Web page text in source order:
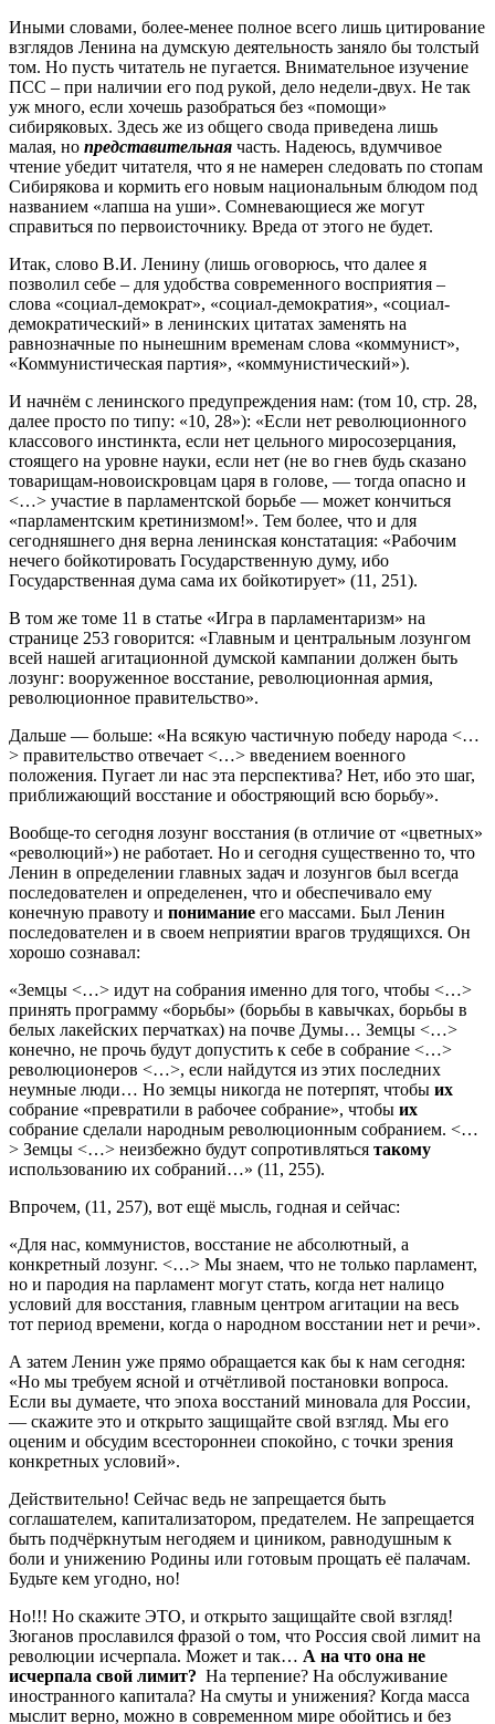
Иными словами, более-менее полное всего лишь цитирование
взглядов Ленина на думскую деятельность заняло бы толстый
том. Но пусть читатель не пугается. Внимательное изучение
ПСС – при наличии его под рукой, дело недели-двух. Не так
уж много, если хочешь разобраться без «помощи»
сибиряковых. Здесь же из общего свода приведена лишь
малая, но представительная часть. Надеюсь, вдумчивое
чтение убедит читателя, что я не намерен следовать по стопам
Сибирякова и кормить его новым национальным блюдом под
названием «лапша на уши». Сомневающиеся же могут
справиться по первоисточнику. Вреда от этого не будет.
Итак, слово В.И. Ленину (лишь оговорюсь, что далее я
позволил себе – для удобства современного восприятия –
слова «социал-демократ», «социал-демократия», «социал-
демократический» в ленинских цитатах заменять на
равнозначные по нынешним временам слова «коммунист»,
«Коммунистическая партия», «коммунистический»).
И начнём с ленинского предупреждения нам: (том 10, стр. 28,
далее просто по типу: «10, 28»): «Если нет революционного
классового инстинкта, если нет цельного миросозерцания,
стоящего на уровне науки, если нет (не во гнев будь сказано
товарищам-новоискровцам царя в голове, — тогда опасно и
<…> участие в парламентской борьбе — может кончиться
«парламентским кретинизмом!». Тем более, что и для
сегодняшнего дня верна ленинская констатация: «Рабочим
нечего бойкотировать Государственную думу, ибо
Государственная дума сама их бойкотирует» (11, 251).
В том же томе 11 в статье «Игра в парламентаризм» на
странице 253 говорится: «Главным и центральным лозунгом
всей нашей агитационной думской кампании должен быть
лозунг: вооруженное восстание, революционная армия,
революционное правительство».
Дальше — больше: «На всякую частичную победу народа <…
> правительство отвечает <…> введением военного
положения. Пугает ли нас эта перспектива? Нет, ибо это шаг,
приближающий восстание и обостряющий всю борьбу».
Вообще-то сегодня лозунг восстания (в отличие от «цветных»
«революций») не работает. Но и сегодня существенно то, что
Ленин в определении главных задач и лозунгов был всегда
последователен и определенен, что и обеспечивало ему
конечную правоту и понимание его массами. Был Ленин
последователен и в своем неприятии врагов трудящихся. Он
хорошо сознавал:
«Земцы <…> идут на собрания именно для того, чтобы <…>
принять программу «борьбы» (борьбы в кавычках, борьбы в
белых лакейских перчатках) на почве Думы… Земцы <…>
конечно, не прочь будут допустить к себе в собрание <…>
революционеров <…>, если найдутся из этих последних
неумные люди… Но земцы никогда не потерпят, чтобы их
собрание «превратили в рабочее собрание», чтобы их
собрание сделали народным революционным собранием. <…
> Земцы <…> неизбежно будут сопротивляться такому
использованию их собраний…» (11, 255).
Впрочем, (11, 257), вот ещё мысль, годная и сейчас:
«Для нас, коммунистов, восстание не абсолютный, а
конкретный лозунг. <…> Мы знаем, что не только парламент,
но и пародия на парламент могут стать, когда нет налицо
условий для восстания, главным центром агитации на весь
тот период времени, когда о народном восстании нет и речи».
А затем Ленин уже прямо обращается как бы к нам сегодня:
«Но мы требуем ясной и отчётливой постановки вопроса.
Если вы думаете, что эпоха восстаний миновала для России,
— скажите это и открыто защищайте свой взгляд. Мы его
оценим и обсудим всестороннеи спокойно, с точки зрения
конкретных условий».
Действительно! Сейчас ведь не запрещается быть
соглашателем, капитализатором, предателем. Не запрещается
быть подчёркнутым негодяем и циником, равнодушным к
боли и унижению Родины или готовым прощать её палачам.
Будьте кем угодно, но!
Но!!! Но скажите ЭТО, и открыто защищайте свой взгляд!
Зюганов прославился фразой о том, что Россия свой лимит на
революции исчерпала. Может и так… А на что она не
исчерпала свой лимит? На терпение? На обслуживание
иностранного капитала? На смуты и унижения? Когда масса
мыслит верно, можно в современном мире обойтись и без